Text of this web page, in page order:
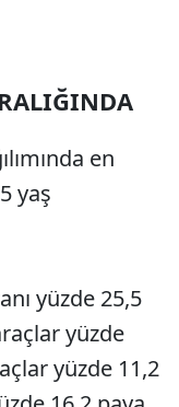
en
yaş
yüzde 25,5
yüzde
yüzde 11,2